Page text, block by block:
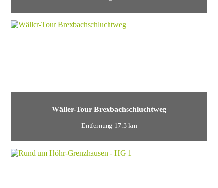
Wäller-Tour Brexbachschluchtweg
Entfernung 17.3 km